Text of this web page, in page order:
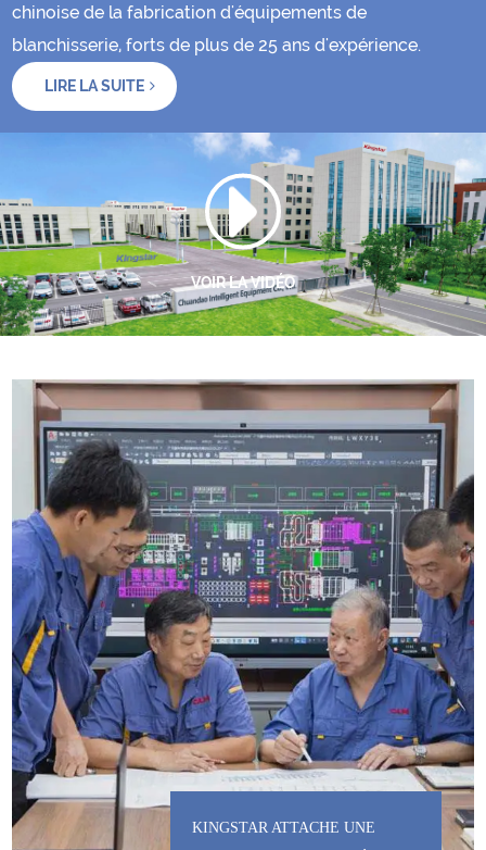
chinoise de la fabrication d'équipements de
blanchisserie, forts de plus de 25 ans d'expérience.
LIRE LA SUITE
VOIR LA VIDÉO
KINGSTAR ATTACHE UNE